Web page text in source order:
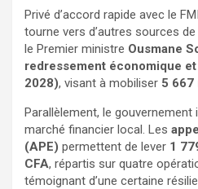
Privé d’accord rapide avec le
tourne vers d’autres sources
le Premier ministre Ousmane
redressement économique
2028), visant à mobiliser 5 667
Parallèlement, le
marché financier local. Les
(APE) permettent de lever 1
CFA, répartis sur quatre
témoignant d’une certaine